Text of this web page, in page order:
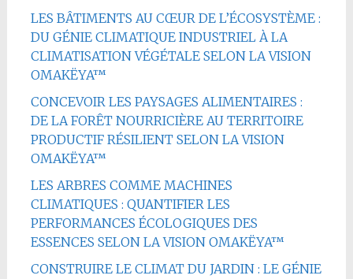
LES BÂTIMENTS AU CŒUR DE L’ÉCOSYSTÈME :
DU GÉNIE CLIMATIQUE INDUSTRIEL À LA
CLIMATISATION VÉGÉTALE SELON LA VISION
OMAKËYA™
CONCEVOIR LES PAYSAGES ALIMENTAIRES :
DE LA FORÊT NOURRICIÈRE AU TERRITOIRE
PRODUCTIF RÉSILIENT SELON LA VISION
OMAKËYA™
LES ARBRES COMME MACHINES
CLIMATIQUES : QUANTIFIER LES
PERFORMANCES ÉCOLOGIQUES DES
ESSENCES SELON LA VISION OMAKËYA™
CONSTRUIRE LE CLIMAT DU JARDIN : LE GÉNIE